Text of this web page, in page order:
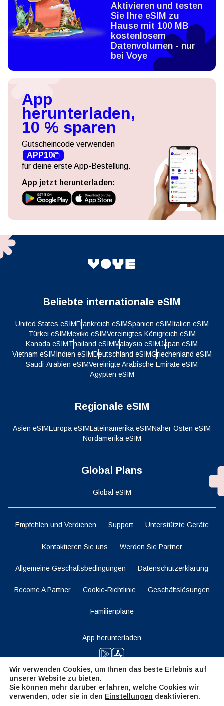
Aktivieren und testen
Sie Ihre eSIM zu
Hause mit 100 MB
kostenlosem
Datenvolumen - nur
bei Voye
App
herunterladen,
10 % sparen
Gutscheincode verwenden
APP10
für deine erste App-Bestellung.
App jetzt herunterladen:
Beliebte internationale eSIM
United States eSIMFrankreich eSIMSpanien eSIMItalien eSIM
Türkei eSIMMexiko eSIMVereinigtes Königreich eSIM
Kanada eSIMThailand eSIMMalaysia eSIMJapan eSIM
Vietnam eSIMIndien eSIMDeutschland eSIMGriechenland eSIM
Saudi-Arabien eSIMVereinigte Arabische Emirate eSIM
Ägypten eSIM
Regionale eSIM
Asien eSIMEuropa eSIMLateinamerika eSIMNaher Osten eSIM
Nordamerika eSIM
Global Plans
Global eSIM
Empfehlen und Verdienen Support Unterstützte Geräte
Kontaktieren Sie uns Werden Sie Partner
Allgemeine Geschäftsbedingungen Datenschutzerklärung
Become A Partner Cookie-Richtlinie Geschäftslösungen
Familienpläne
App herunterladen
Bleiben Sie dran
Wir verwenden Cookies, um Ihnen das beste Erlebnis auf
unserer Website zu bieten.
Sie können mehr darüber erfahren, welche Cookies wir
verwenden, oder sie in den Einstellungen deaktivieren.